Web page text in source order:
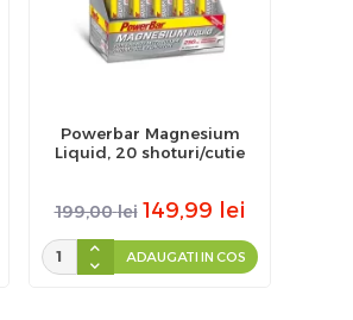
Powerbar Magnesium
Liquid, 20 shoturi/cutie
199,00 lei 149,99 lei
ADAUGATI IN COS